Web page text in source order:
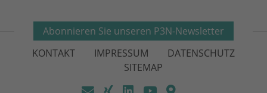
Abonnieren Sie unseren P3N-Newsletter
KONTAKT
IMPRESSUM
DATENSCHUTZ
SITEMAP